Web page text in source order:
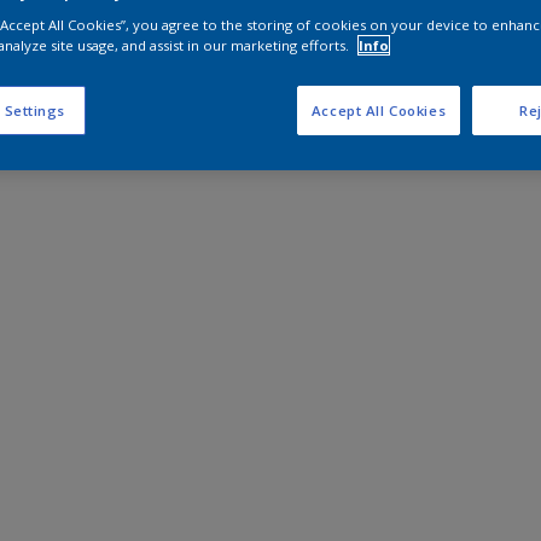
All Cookies”, you agree to the storing of cookies on your device to
site usage, and assist in our marketing efforts.
Info
Settings Accept All Cookies